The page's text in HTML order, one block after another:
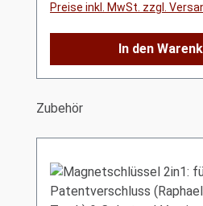
Preise inkl. MwSt. zzgl.
In den
Produktgalerie überspringen
Zubehör